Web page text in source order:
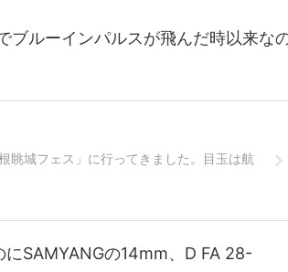
ブルーインパルスが飛んだ時以来な
眺城フェス」に行ってきました。目玉は航
SAMYANGの14mm、D FA 28-